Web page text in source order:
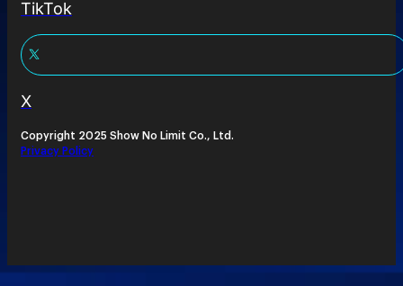
TikTok
X
Copyright 2025 Show No Limit Co., Ltd.
Privacy Policy